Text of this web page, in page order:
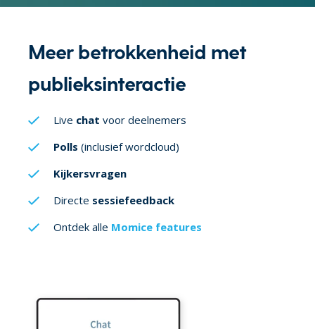
Meer betrokkenheid met
publieksinteractie
Live chat voor deelnemers
Polls (inclusief wordcloud)
Kijkersvragen
Directe sessiefeedback
Ontdek alle Momice features